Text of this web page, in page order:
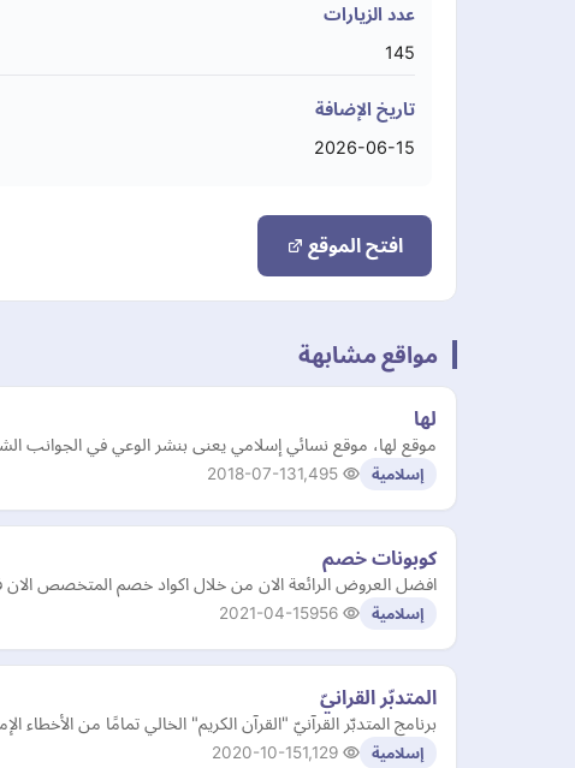
عدد الزيارات
145
تاريخ الإضافة
2026-06-15
افتح الموقع
مواقع مشابهة
لها
موقع لها، موقع نسائي إسلامي يعنى بنشر الوعي في الجوانب
إسلامية 2018-07-13
كوبونات خصم
افضل العروض الرائعة الان من خلال اكواد خصم المتخصص
إسلامية 2021-04-15
المتدبّر القرانيّ
إسلامية 2020-10-15